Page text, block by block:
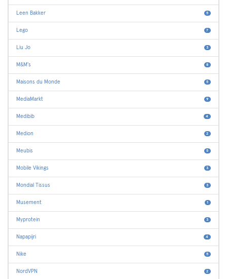
Leen Bakker 5
Lego 7
Liu Jo 3
M&M's 8
Maisons du Monde 5
MediaMarkt 9
Medibib 4
Medion 2
Meubis 5
Mobile Vikings 3
Mondial Tissus 3
Musement 1
Myprotein 3
Napapijri 4
Nike 5
NordVPN 2